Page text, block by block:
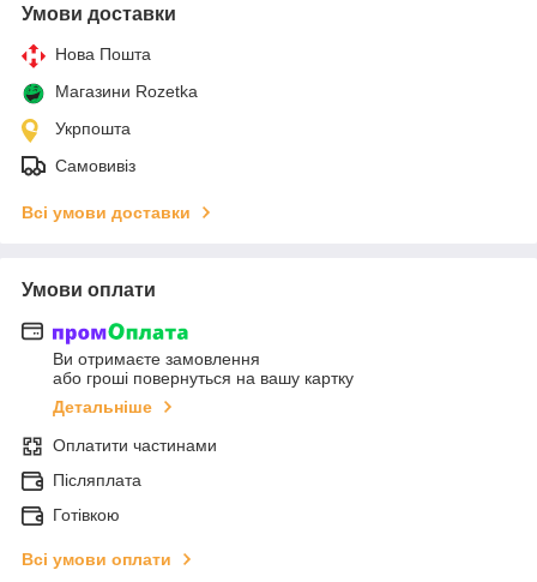
Умови доставки
Нова Пошта
Магазини Rozetka
Укрпошта
Самовивіз
Всі умови доставки
Умови оплати
Ви отримаєте замовлення
або гроші повернуться на вашу картку
Детальніше
Оплатити частинами
Післяплата
Готівкою
Всі умови оплати